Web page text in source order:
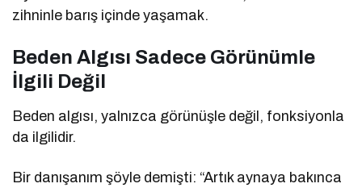
zihninle barış içinde yaşamak.
Beden Algısı Sadece Görünümle
İlgili Değil
Beden algısı, yalnızca görünüşle değil, fonksiyonla
da ilgilidir.
Bir danışanım şöyle demişti: “Artık aynaya bakınca